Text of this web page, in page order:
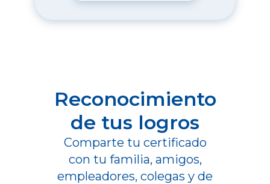
Reconocimiento
de tus logros
Comparte tu certificado
con tu familia, amigos,
empleadores, colegas y de